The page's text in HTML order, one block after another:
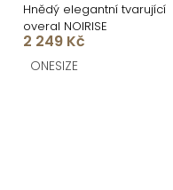
Hnědý elegantní tvarující
overal NOIRISE
2 249 Kč
ONESIZE